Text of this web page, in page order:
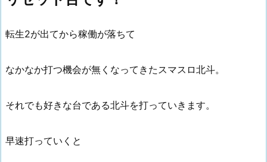
転生2が出てから稼働が落ちて
なかなか打つ機会が無くなってきたスマスロ北斗。
それでも好きな台である北斗を打っていきます。
早速打っていくと